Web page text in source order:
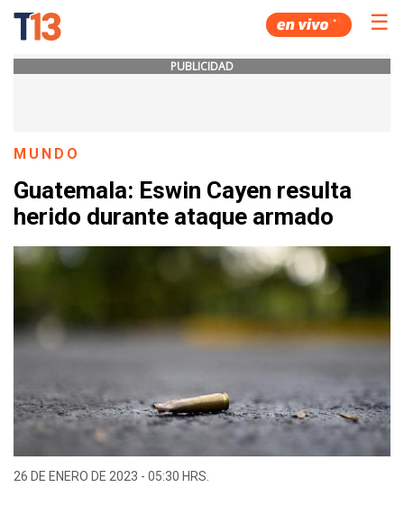
☰
PUBLICIDAD
MUNDO
Guatemala: Eswin Cayen resulta
herido durante ataque armado
26 DE ENERO DE 2023 - 05:30 HRS.